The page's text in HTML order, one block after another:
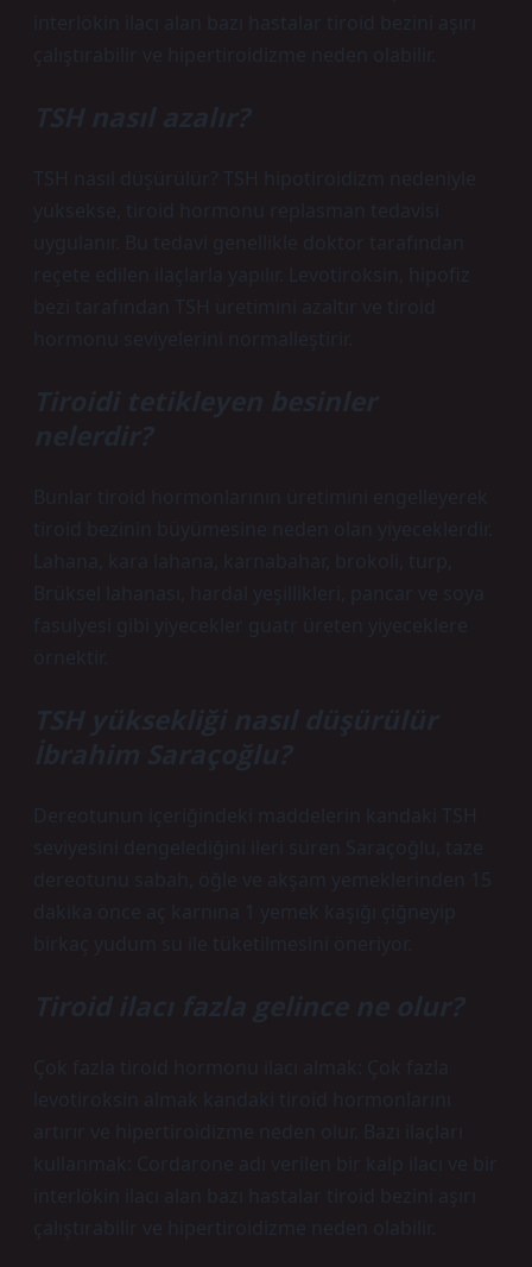
interlökin ilacı alan bazı hastalar tiroid bezini aşırı
çalıştırabilir ve hipertiroidizme neden olabilir.
TSH nasıl azalır?
TSH nasıl düşürülür? TSH hipotiroidizm nedeniyle
yüksekse, tiroid hormonu replasman tedavisi
uygulanır. Bu tedavi genellikle doktor tarafından
reçete edilen ilaçlarla yapılır. Levotiroksin, hipofiz
bezi tarafından TSH üretimini azaltır ve tiroid
hormonu seviyelerini normalleştirir.
Tiroidi tetikleyen besinler
nelerdir?
Bunlar tiroid hormonlarının üretimini engelleyerek
tiroid bezinin büyümesine neden olan yiyeceklerdir.
Lahana, kara lahana, karnabahar, brokoli, turp,
Brüksel lahanası, hardal yeşillikleri, pancar ve soya
fasulyesi gibi yiyecekler guatr üreten yiyeceklere
örnektir.
TSH yüksekliği nasıl düşürülür
İbrahim Saraçoğlu?
Dereotunun içeriğindeki maddelerin kandaki TSH
seviyesini dengelediğini ileri süren Saraçoğlu, taze
dereotunu sabah, öğle ve akşam yemeklerinden 15
dakika önce aç karnına 1 yemek kaşığı çiğneyip
birkaç yudum su ile tüketilmesini öneriyor.
Tiroid ilacı fazla gelince ne olur?
Çok fazla tiroid hormonu ilacı almak: Çok fazla
levotiroksin almak kandaki tiroid hormonlarını
artırır ve hipertiroidizme neden olur. Bazı ilaçları
kullanmak: Cordarone adı verilen bir kalp ilacı ve bir
interlökin ilacı alan bazı hastalar tiroid bezini aşırı
çalıştırabilir ve hipertiroidizme neden olabilir.